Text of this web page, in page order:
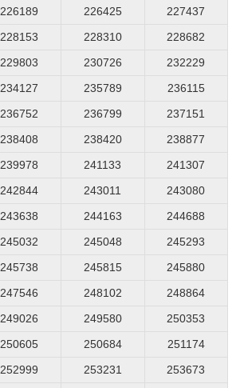
226189 226425
227437
228153 228310
228682
229803 230726
232229
234127 235789
236115
236752 236799
237151
238408 238420
238877
239978 241133
241307
242844 243011
243080
243638 244163
244688
245032 245048
245293
245738 245815
245880
247546 248102
248864
249026 249580
250353
250605 250684
251174
252999 253231
253673